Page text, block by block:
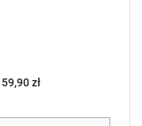
59,90 zł